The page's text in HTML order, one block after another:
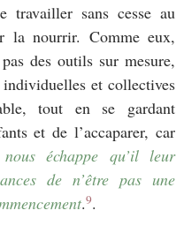
travailler sans cesse au
la nourrir. Comme eux,
des outils sur mesure,
et collectives
tout en se gardant
et de l’accaparer, car
échappe qu’il leur
de n’être pas une
.9.